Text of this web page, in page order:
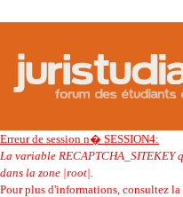
Erreur de session n� SESSION4:
La variable RECAPTCHA_SITEKEY
dans la zone |root|.
Pour plus d'informations, consultez la